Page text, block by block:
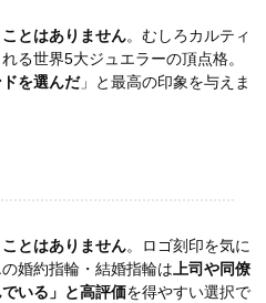
とはありません。むしろカルティ
る世界5大ジュエラーの頂点格。
を選んだ」と最高の印象を与えま
とはありません。ロゴ刻印を気に
婚約指輪・結婚指輪は上司や同僚
いる」と高評価を得やすい選択で